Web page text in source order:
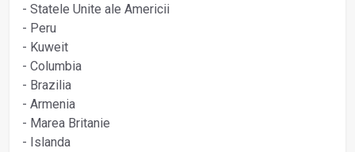
- Statele Unite ale Americii
- Peru
- Kuweit
- Columbia
- Brazilia
- Armenia
- Marea Britanie
- Islanda